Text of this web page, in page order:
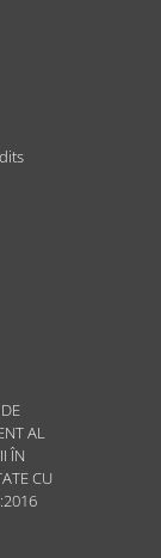
AL
ÎN
CU